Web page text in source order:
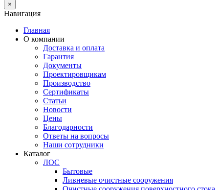
×
Навигация
Главная
О компании
Доставка и оплата
Гарантия
Документы
Проектировщикам
Производство
Сертификаты
Статьи
Новости
Цены
Благодарности
Ответы на вопросы
Наши сотрудники
Каталог
ЛОС
Бытовые
Ливневые очистные сооружения